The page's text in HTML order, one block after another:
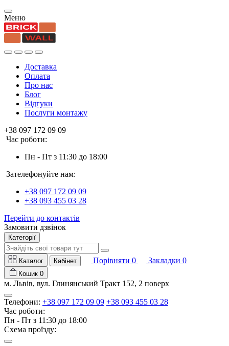
Меню
Доставка
Оплата
Про нас
Блог
Відгуки
Послуги монтажу
+38 097 172 09 09
Час роботи:
Пн - Пт з 11:30 до 18:00
Зателефонуйте нам:
+38 097 172 09 09
+38 093 455 03 28
Перейти до контактів
Замовити дзвінок
Категорії
Каталог Кабінет Порівняти 0 Закладки 0
Кошик 0
м. Львів, вул. Глинянський Тракт 152, 2 поверх
Телефони: +38 097 172 09 09 +38 093 455 03 28
Час роботи:
Пн - Пт з 11:30 до 18:00
Схема проїзду: